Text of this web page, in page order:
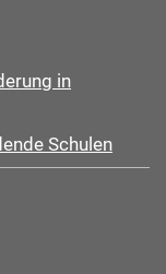
in
Schulen